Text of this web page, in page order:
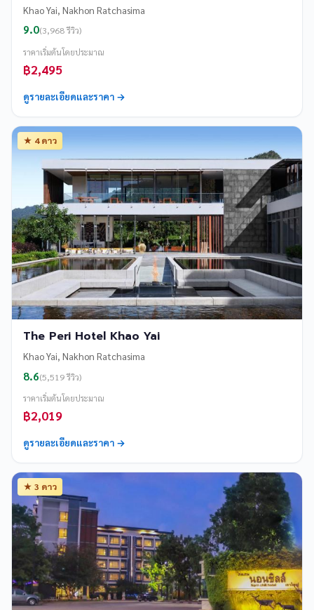
Khao Yai, Nakhon Ratchasima
9.0(3,968 รีวิว)
ราคาเริ่มต้นโดยประมาณ
฿2,495
ดูรายละเอียดและราคา →
★ 4 ดาว
The Peri Hotel Khao Yai
Khao Yai, Nakhon Ratchasima
8.6(5,519 รีวิว)
ราคาเริ่มต้นโดยประมาณ
฿2,019
ดูรายละเอียดและราคา →
★ 3 ดาว